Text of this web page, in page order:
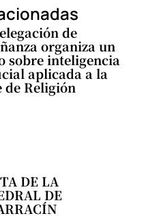
de
organiza un
sobre inteligencia
aplicada a la
de Religión
DE LA
DE